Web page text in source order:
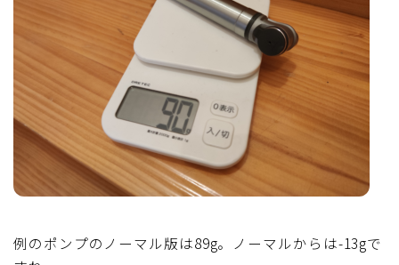
例のポンプのノーマル版は89g。ノーマルからは-13gで